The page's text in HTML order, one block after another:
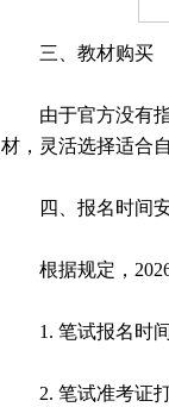
三、教材购买
由于官方没有
材，灵活选择适合
四、报名时间
根据规定，
1. 笔试报名时
2. 笔试准考证